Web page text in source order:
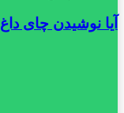
آیا نوشیدن چای